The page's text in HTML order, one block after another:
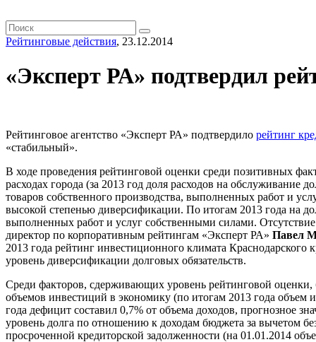
Рейтинговые действия, 23.12.2014
«Эксперт РА» подтвердил
Рейтинговое агентство «Эксперт РА» подтвердило рейтинг
«стабильный».
В ходе проведения рейтинговой оценки среди позитивных
расходах города (за 2013 год доля расходов на обслуживание
товаров собственного производства, выполненных работ и
высокой степенью диверсификации. По итогам 2013 года на
выполненных работ и услуг собственными силами.
директор по корпоративным рейтингам «Эксперт РА» Павел
2013 года рейтинг инвестиционного климата
уровень диверсификации долговых обязательств.
Среди факторов, сдерживающих уровень рейтинговой оценки,
объемов инвестиций в экономику (по итогам 2013 года объем
года дефицит составил 0,7% от объема доходов, прогнозное
уровень долга по отношению к доходам бюджета за вычетом
просроченной кредиторской задолженности (на 01.01.2014